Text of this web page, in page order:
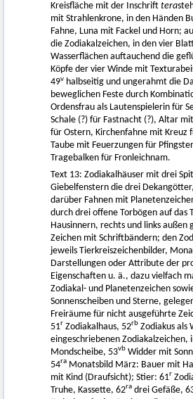
Kreisfläche mit der Inschrift tera
mit Strahlenkrone, in den Händen
Fahne, Luna mit Fackel und Horn;
die Zodiakalzeichen, in den vier
Wasserflächen auftauchend die
Köpfe der vier Winde mit
49v halbseitig und ungerahmt die
beweglichen Feste durch
Ordensfrau als Lautenspielerin für
Schale (?) für Fastnacht (?), Altar
für Ostern, Kirchenfahne mit Kreuz
Taube mit Feuerzungen für
Tragebalken für Fronleichnam.
Text 13: Zodiakalhäuser mit drei
Giebelfenstern die drei
darüber Fahnen mit
durch drei offene Torbögen auf das
Hausinnern, rechts und links außen
Zeichen mit Schriftbändern; den
jeweils Tierkreiszeichenbilder,
Darstellungen oder Attribute der
Eigenschaften u. ä., dazu vielfach
Zodiakal- und Planetenzeichen
Sonnenscheiben und Sterne,
Freiräume für nicht ausgeführte
51r Zodiakalhaus, 52rb Zodiakus als
eingeschriebenen Zodiakalzeichen,
Mondscheibe, 53vb Widder mit
54ra Monatsbild März: Bauer mit
mit Kind (Draufsicht); Stier: 61r
Truhe, Kassette, 62ra drei Gefäße,